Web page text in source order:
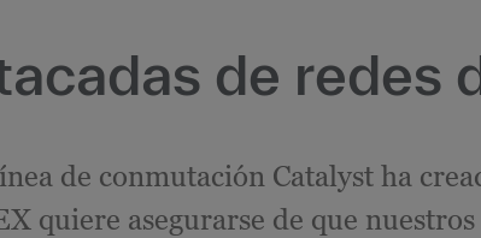
de redes
de conmutación Catalyst ha
quiere asegurarse de que